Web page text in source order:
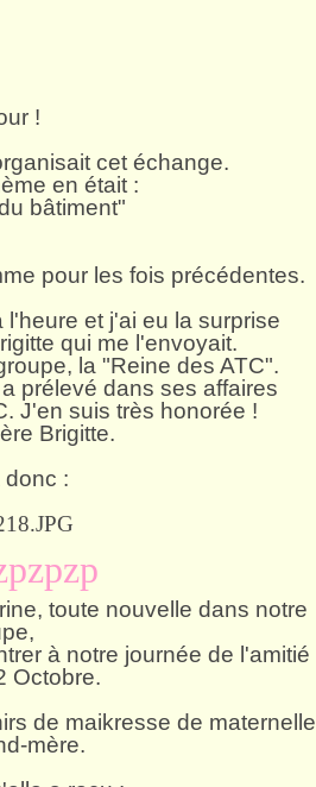
!
cet échange.
en était :
bâtiment"
pour les fois précédentes.
et j'ai eu la surprise
qui me l'envoyait.
la "Reine des ATC".
prélevé dans ses affaires
J'en suis très honorée !
Brigitte.
donc :
toute nouvelle dans notre
à notre journée de l'amitié
Octobre.
de maikresse de maternelle
mère.